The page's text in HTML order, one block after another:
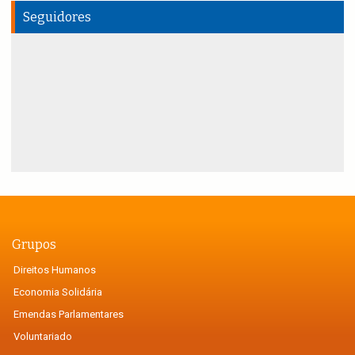
Seguidores
Grupos
Direitos Humanos
Economia Solidária
Emendas Parlamentares
Voluntariado